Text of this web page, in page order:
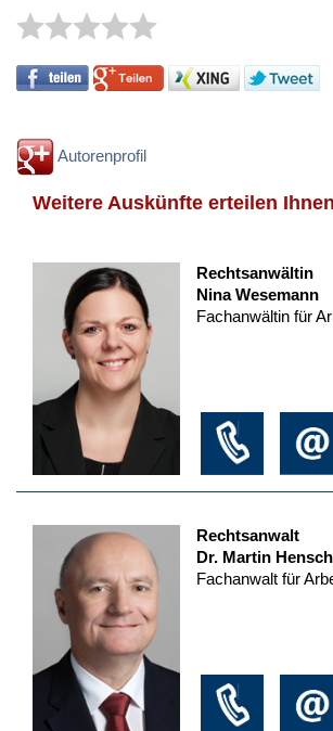
Autorenprofil
Weitere Auskünfte erteilen
Rechtsanwältin
Nina Wesemann
Fachanwältin für
Rechtsanwalt
Dr. Martin
Fachanwalt für